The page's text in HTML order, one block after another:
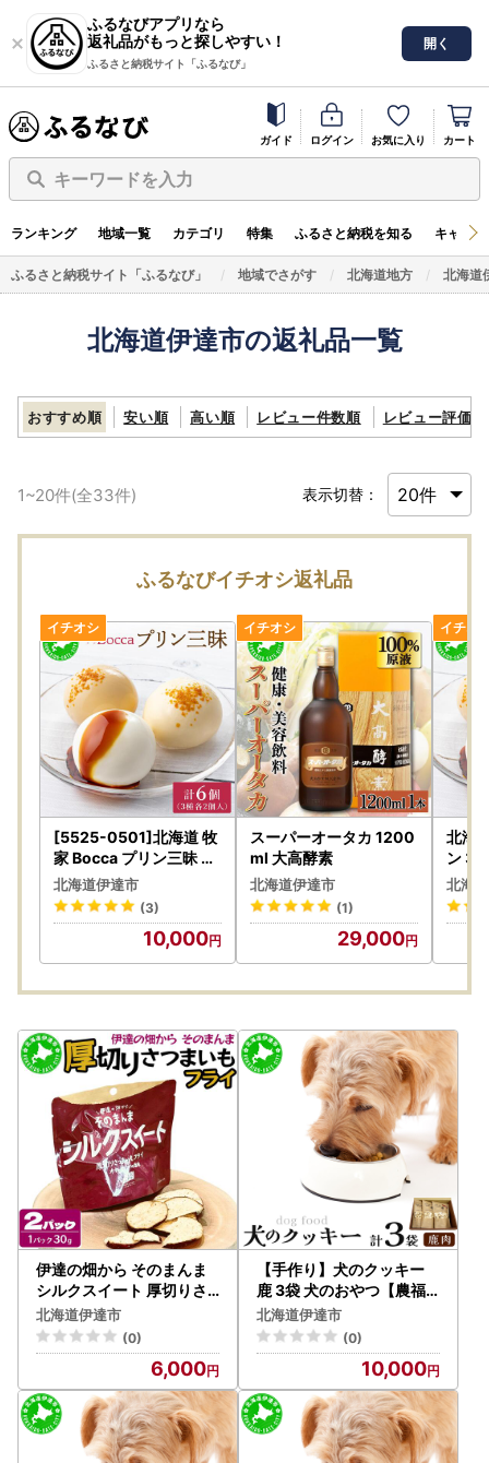
ふるなびアプリなら
返礼品がもっと探しやすい！
ふるさと納税サイト「ふるなび」
開く
ガイド ログイン お気に入り カート
キーワードを入力
ランキング 地域一覧 カテゴリ 特集 ふるさと納税を知る キャン
ふるさと納税サイト「ふるなび」 地域でさがす 北海道地方 北海道
北海道伊達市の返礼品一覧
おすすめ順 安い順 高い順 レビュー件数順 レビュー評価順
1~20件(全33件) 表示切替：
ふるなびイチオシ返礼品
[5525-0501]北海道 牧
家 Bocca プリン三昧 3
種 各2個入 計6個 食べ比
べ 白いプリン クレーム
ブリュレ 塩キャラメル
プリン スイーツ なめら
か ミルク カラメル ギフ
北海道伊達市
(3)
10,000
スーパーオータカ 1200
ml 大高酵素
北海道伊達市
(1)
29,000
北海
ン 3
【
北海
伊達の畑から そのまんま
シルクスイート 厚切りさ
つまいもフライ ２パック
セット【upd-001】
北海道伊達市
(0)
6,000
【手作り】犬のクッキー
鹿 3袋 犬のおやつ【農福
連携】【dti-006】北海道
伊達市 ペットフード ドッ
クフード
北海道伊達市
(0)
10,000